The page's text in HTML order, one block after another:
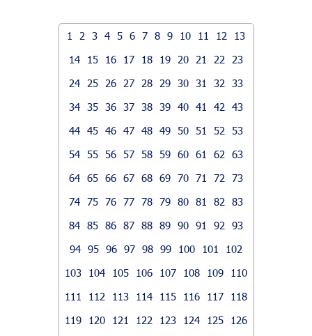
1 2 3 4 5 6 7 8 9 10 11 12
13
14
15 16 17 18 19 20 21 22
23
24
25 26 27 28 29 30 31 32
33
34 35 36 37 38 39 40 41 42
43
44 45 46 47 48 49 50 51 52
53
54 55 56 57 58 59 60 61 62
63
64 65 66 67 68 69 70 71 72
73
74 75 76 77 78 79 80 81 82
83
84 85 86 87 88 89 90 91 92
93
94 95 96 97 98 99 100 101
102
103
104 105 106 107 108 109
110
111
112 113 114 115 116 117
118
119
120 121 122 123 124 125
126